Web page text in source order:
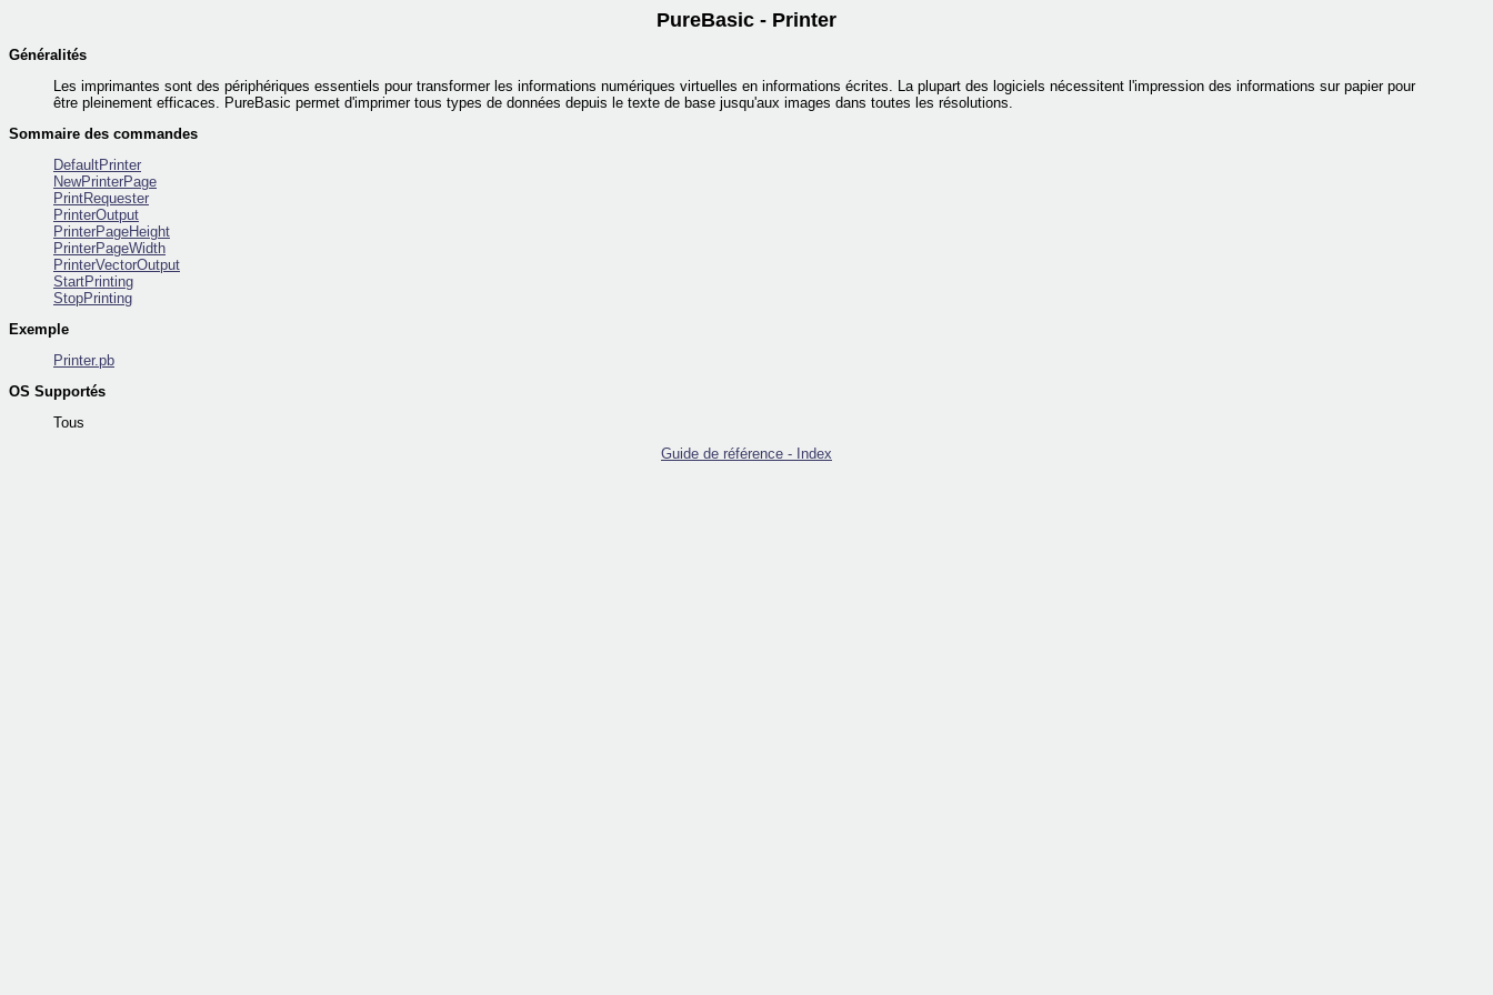
PureBasic - Printer
Généralités
Les imprimantes sont des périphériques essentiels pour transformer les informations numériques virtuelles en informations écrites. La plupart des logiciels nécessitent l'impression des informations sur papier pour
être pleinement efficaces. PureBasic permet d'imprimer tous types de données depuis le texte de base jusqu'aux images dans toutes les résolutions.
Sommaire des commandes
DefaultPrinter
NewPrinterPage
PrintRequester
PrinterOutput
PrinterPageHeight
PrinterPageWidth
PrinterVectorOutput
StartPrinting
StopPrinting
Exemple
Printer.pb
OS Supportés
Tous
Guide de référence - Index